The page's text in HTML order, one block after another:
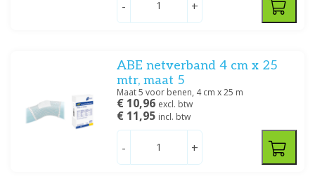
- +
ABE netverband 4 cm x 25
mtr, maat 5
Maat 5 voor benen, 4 cm x 25 m
€ 10,96 excl. btw
€ 11,95 incl. btw
- +